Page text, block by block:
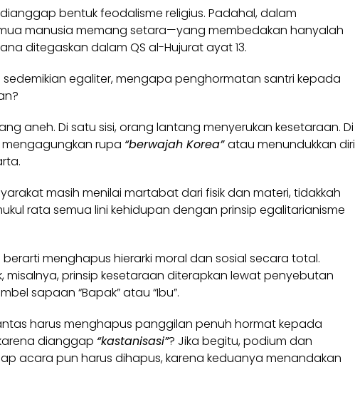
bentuk feodalisme religius. Padahal, dalam
manusia memang setara—yang membedakan hanyalah
ditegaskan dalam QS al-Hujurat ayat 13.
sedemikian egaliter, mengapa penghormatan santri kepada
aneh. Di satu sisi, orang lantang menyerukan kesetaraan. Di
mengagungkan rupa “berwajah Korea”atau menundukkan diri
masih menilai martabat dari fisik dan materi, tidakkah
rata semua lini kehidupan dengan prinsip egalitarianisme
menghapus hierarki moral dan sosial secara total.
misalnya, prinsip kesetaraan diterapkan lewat penyebutan
sapaan “Bapak” atau “Ibu”.
harus menghapus panggilan penuh hormat kepada
dianggap “kastanisasi”? Jika begitu, podium dan
acara pun harus dihapus, karena keduanya menandakan